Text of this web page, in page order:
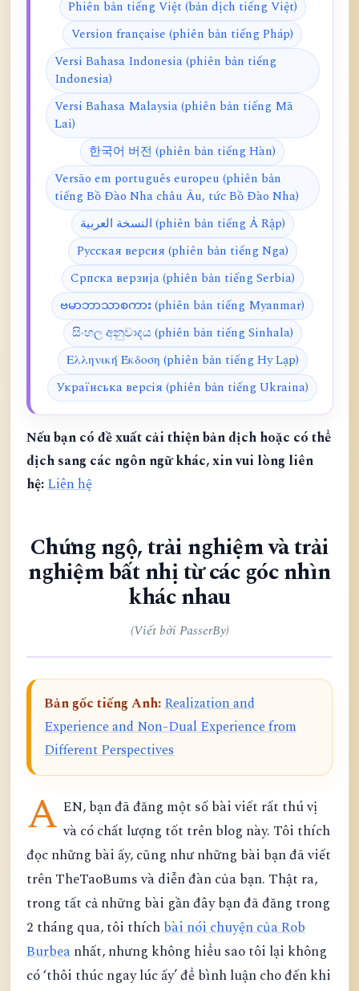
Phiên bản tiếng Việt (bản dịch tiếng Việt)
Version française (phiên bản tiếng Pháp)
Versi Bahasa Indonesia (phiên bản tiếng
Indonesia)
Versi Bahasa Malaysia (phiên bản tiếng Mã
Lai)
한국어 버전 (phiên bản tiếng Hàn)
Versão em português europeu (phiên bản
tiếng Bồ Đào Nha châu Âu, tức Bồ Đào Nha)
النسخة العربية (phiên bản tiếng Ả Rập)
Русская версия (phiên bản tiếng Nga)
Српска верзија (phiên bản tiếng Serbia)
ဗမာဘာသာစကား (phiên bản tiếng Myanmar)
සිංහල අනුවාදය (phiên bản tiếng Sinhala)
Ελληνική Έκδοση (phiên bản tiếng Hy Lạp)
Українська версія (phiên bản tiếng Ukraina)
Nếu bạn có đề xuất cải thiện bản dịch hoặc có thể
dịch sang các ngôn ngữ khác, xin vui lòng liên
hệ:Liên hệ
Chứng ngộ, trải nghiệm và trải
nghiệm bất nhị từ các góc nhìn
khác nhau
(Viết bởi PasserBy)
Bản gốc tiếng Anh:Realization and
Experience and Non-Dual Experience from
Different Perspectives
A EN, bạn đã đăng một số bài viết rất thú vị
và có chất lượng tốt trên blog này. Tôi thích
đọc những bài ấy, cũng như những bài bạn đã viết
trên TheTaoBums và diễn đàn của bạn. Thật ra,
trong tất cả những bài gần đây bạn đã đăng trong
2 tháng qua, tôi thíchbài nói chuyện của Rob
Burbeanhất, nhưng không hiểu sao tôi lại không
có ‘thôi thúc ngay lúc ấy’ để bình luận cho đến khi